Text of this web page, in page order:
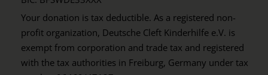
Your donation is tax deductible. As a registered non-
profit organization, Deutsche Cleft Kinderhilfe e.V. is
exempt from corporation and trade tax and registered
with the tax authorities in Freiburg, Germany under tax